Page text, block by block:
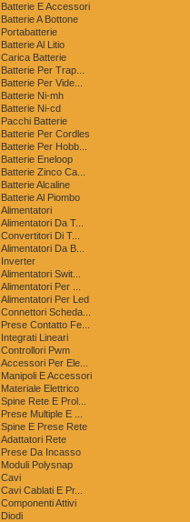
Batterie E Accessori
Batterie A Bottone
Portabatterie
Batterie Al Litio
Carica Batterie
Batterie Per Trap...
Batterie Per Vide...
Batterie Ni-mh
Batterie Ni-cd
Pacchi Batterie
Batterie Per Cordles
Batterie Per Hobb...
Batterie Eneloop
Batterie Zinco Ca...
Batterie Alcaline
Batterie Al Piombo
Alimentatori
Alimentatori Da T...
Convertitori Di T...
Alimentatori Da B...
Inverter
Alimentatori Swit...
Alimentatori Per ...
Alimentatori Per Led
Connettori Scheda...
Prese Contatto Fe...
Integrati Lineari
Controllori Pwm
Accessori Per Ele...
Manipoli E Accessori
Materiale Elettrico
Spine Rete E Prol...
Prese Multiple E ...
Spine E Prese Rete
Adattatori Rete
Prese Da Incasso
Moduli Polysnap
Cavi
Cavi Cablati E Pr...
Componenti Attivi
Diodi